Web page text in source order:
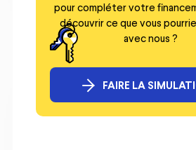
pour compléter votre
découvrir ce que vous
avec nous ?
FAIRE LA